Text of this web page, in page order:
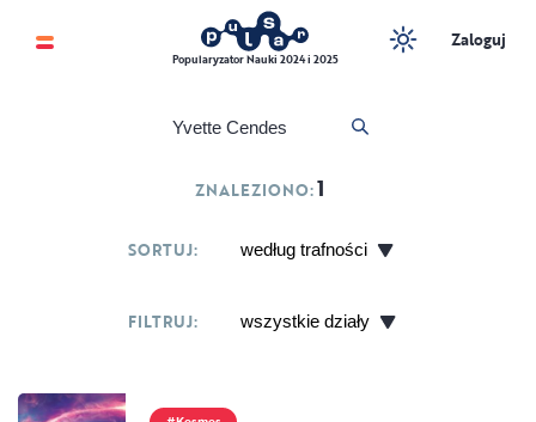
Popularyzator Nauki 2024 i 2025
Zaloguj
ZNALEZIONO:1
SORTUJ:
FILTRUJ: